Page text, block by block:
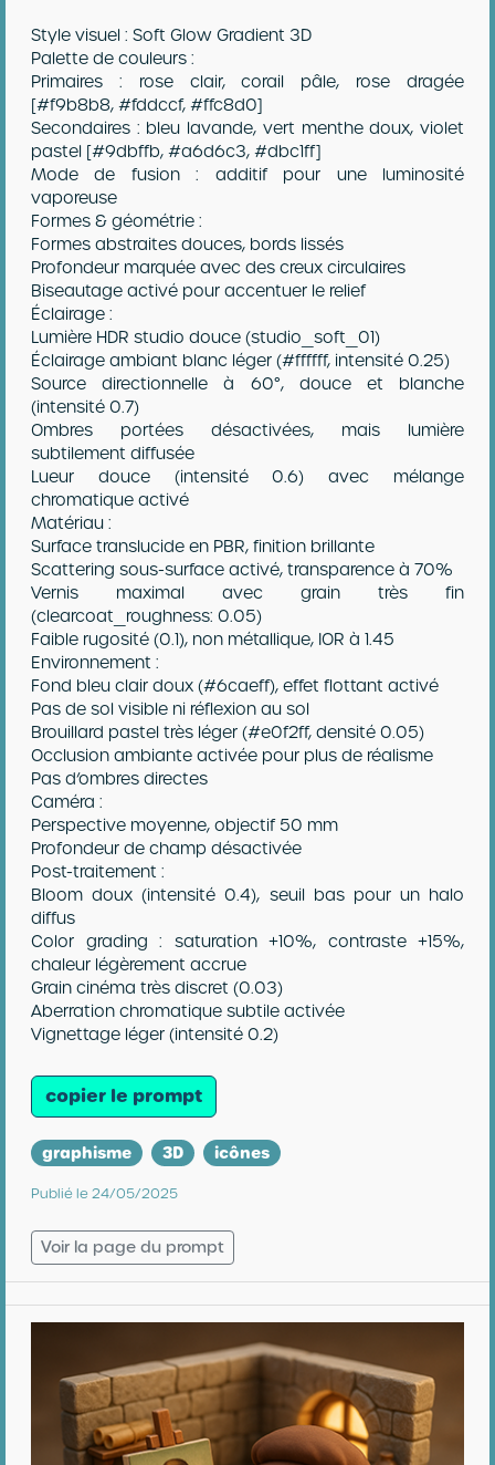
Style visuel : Soft Glow Gradient 3D
Palette de couleurs :
Primaires : rose clair, corail pâle, rose dragée
[#f9b8b8, #fddccf, #ffc8d0]
Secondaires : bleu lavande, vert menthe doux, violet
pastel [#9dbffb, #a6d6c3, #dbc1ff]
Mode de fusion : additif pour une luminosité
vaporeuse
Formes & géométrie :
Formes abstraites douces, bords lissés
Profondeur marquée avec des creux circulaires
Biseautage activé pour accentuer le relief
Éclairage :
Lumière HDR studio douce (studio_soft_01)
Éclairage ambiant blanc léger (#ffffff, intensité 0.25)
Source directionnelle à 60°, douce et blanche
(intensité 0.7)
Ombres portées désactivées, mais lumière
subtilement diffusée
Lueur douce (intensité 0.6) avec mélange
chromatique activé
Matériau :
Surface translucide en PBR, finition brillante
Scattering sous-surface activé, transparence à 70%
Vernis maximal avec grain très fin
(clearcoat_roughness: 0.05)
Faible rugosité (0.1), non métallique, IOR à 1.45
Environnement :
Fond bleu clair doux (#6caeff), effet flottant activé
Pas de sol visible ni réflexion au sol
Brouillard pastel très léger (#e0f2ff, densité 0.05)
Occlusion ambiante activée pour plus de réalisme
Pas d’ombres directes
Caméra :
Perspective moyenne, objectif 50 mm
Profondeur de champ désactivée
Post-traitement :
Bloom doux (intensité 0.4), seuil bas pour un halo
diffus
Color grading : saturation +10%, contraste +15%,
chaleur légèrement accrue
Grain cinéma très discret (0.03)
Aberration chromatique subtile activée
Vignettage léger (intensité 0.2)
copier le prompt
graphisme 3D icônes
Publié le 24/05/2025
Voir la page du prompt